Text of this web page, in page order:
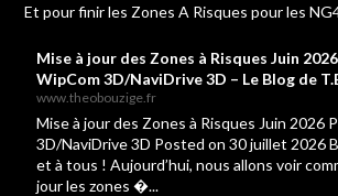
Et pour finir les Zones A Risques pour les
Mise à jour des Zones à Risques Juin
WipCom 3D/NaviDrive 3D – Le Blog de
www.theobouzige.fr
Mise à jour des Zones à Risques Juin 2026
3D/NaviDrive 3D Posted on 30 juillet 2026
et à tous ! Aujourd’hui, nous allons voir
jour les zones �...